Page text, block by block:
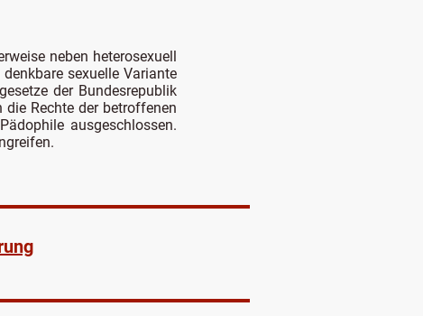
neben heterosexuell
sexuelle Variante
der Bundesrepublik
Rechte der betroffenen
ausgeschlossen.